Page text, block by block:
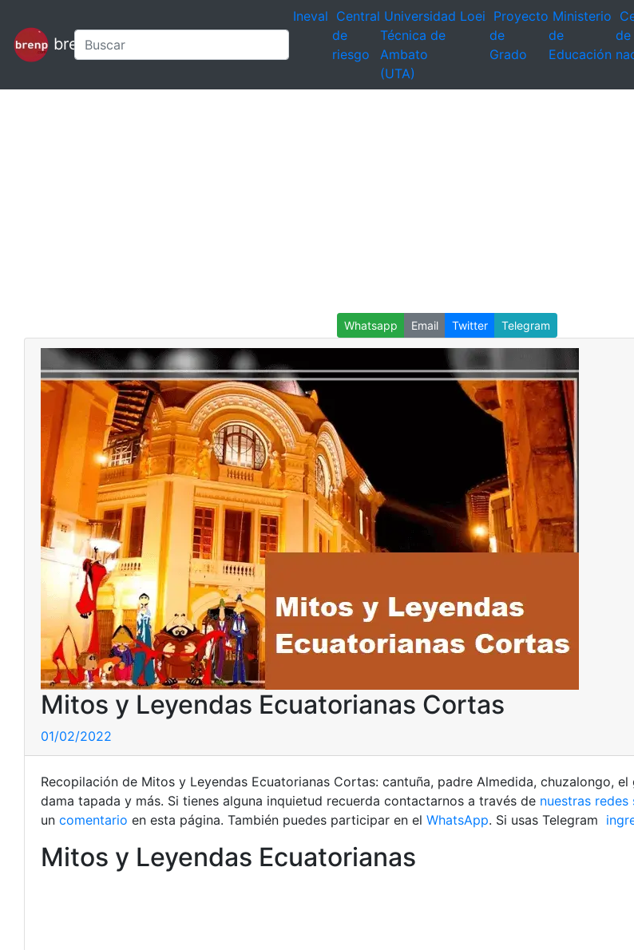
brenp
Ineval Central
de
riesgo
Universidad
Técnica de
Ambato
(UTA)
Loei Proyecto
de
Grado
Ministerio
de
Educación
de
Whatsapp Email Twitter Telegram
Mitos y Leyendas Ecuatorianas Cortas
01/02/2022
Recopilación de Mitos y Leyendas Ecuatorianas Cortas: cantuña, padre Almedida, chuzalongo,
dama tapada y más. Si tienes alguna inquietud recuerda contactarnos a través de nuestras redes
un comentario en esta página. También puedes participar en el WhatsApp. Si usas Telegram
Mitos y Leyendas Ecuatorianas